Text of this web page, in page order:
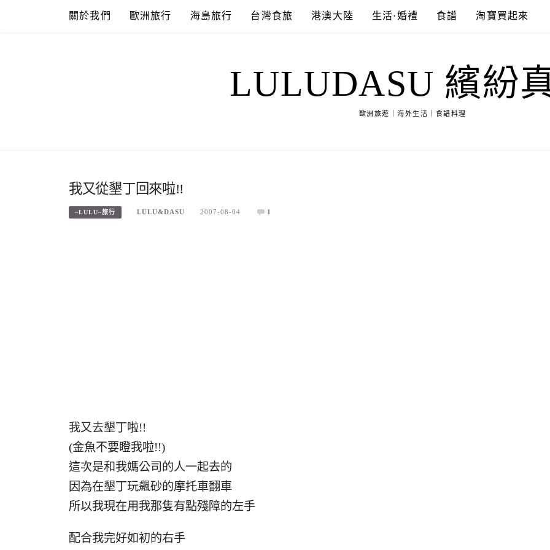
關於我們 歐洲旅行 海島旅行 台灣食旅 港澳大陸 生活·婚禮 食譜 淘寶買起來
LULUDASU 繽紛
歐洲旅遊｜海外生活｜食譜料理
我又從墾丁回來啦!!
~LULU~旅行 LULU&DASU 2007-08-04 1
我又去墾丁啦!!
(金魚不要瞪我啦!!)
這次是和我媽公司的人一起去的
因為在墾丁玩飆砂的摩托車翻車
所以我現在用我那隻有點殘障的左手
配合我完好如初的右手